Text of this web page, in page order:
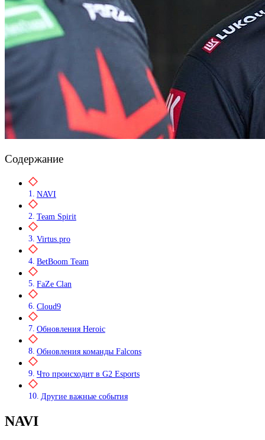
Содержание
NAVI
Team Spirit
Virtus.pro
BetBoom Team
FaZe Clan
Cloud9
Обновления Heroic
Обновления команды Falcons
Что происходит в G2 Esports
Другие важные события
NAVI